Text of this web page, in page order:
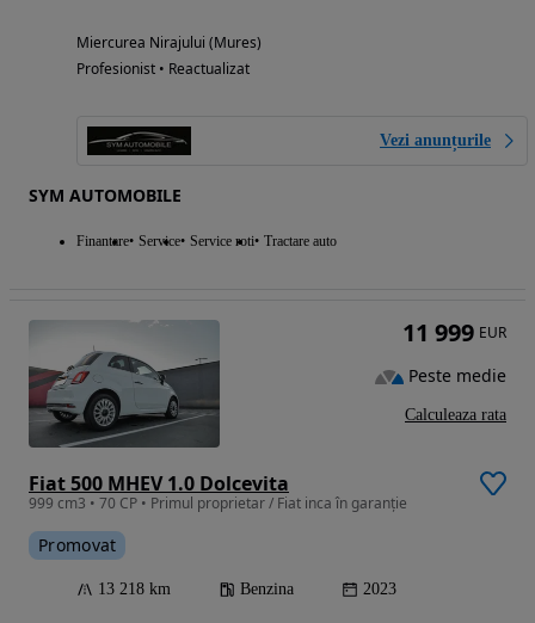
Miercurea Nirajului (Mures)
Profesionist • Reactualizat
Vezi anunțurile
SYM AUTOMOBILE
Finantare Service Service roti Tractare auto
Fiat 500 MHEV 1.0 Dolcevita
999 cm3 • 70 CP • Primul proprietar / Fiat inca în garanție
Promovat
13 218 km Benzina 2023
11 999 EUR
Peste medie
Calculeaza rata